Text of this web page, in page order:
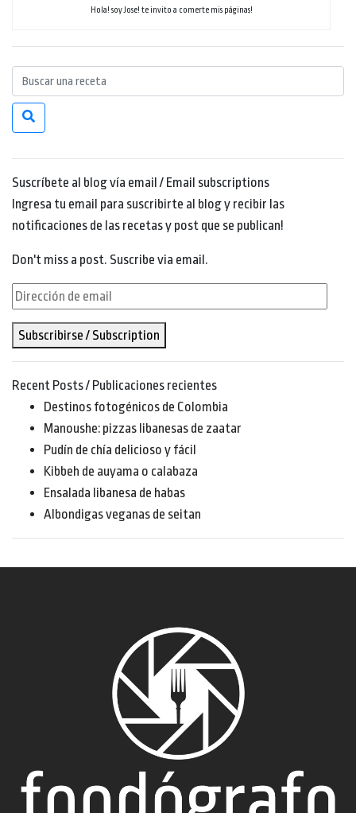
Hola! soy Jose! te invito a comerte mis páginas!
Suscríbete al blog vía email / Email subscriptions
Ingresa tu email para suscribirte al blog y recibir las
notificaciones de las recetas y post que se publican!
Don't miss a post. Suscribe via email.
Dirección
email
Subscribirse / Subscription
Recent Posts / Publicaciones recientes
Destinos fotogénicos de Colombia
Manoushe: pizzas libanesas de zaatar
Pudín de chía delicioso y fácil
Kibbeh de auyama o calabaza
Ensalada libanesa de habas
Albondigas veganas de seitan